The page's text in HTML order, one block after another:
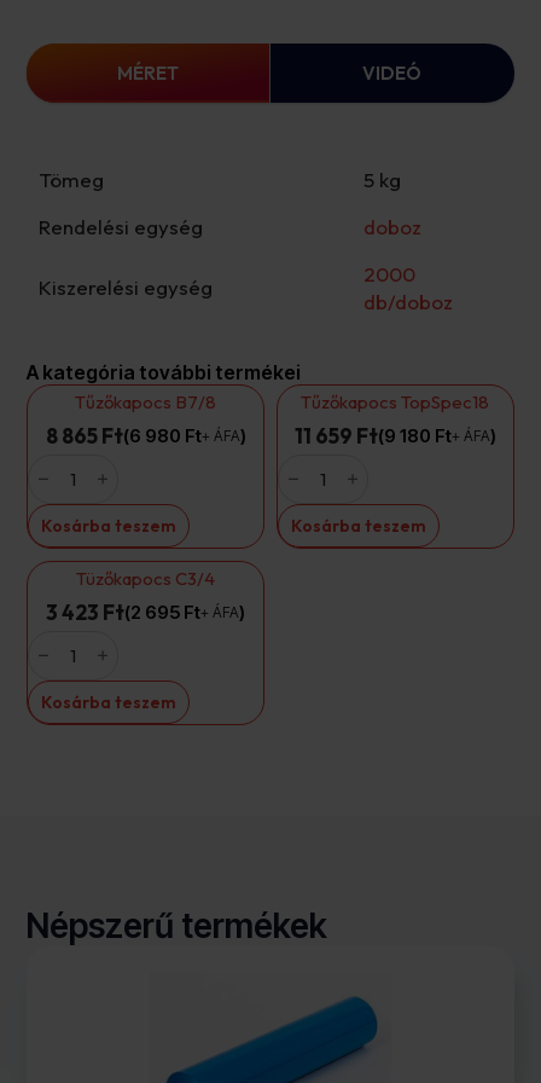
MÉRET VIDEÓ
Tömeg
5 kg
Rendelési egység
doboz
Kiszerelési egység
2000
db/doboz
A kategória további termékei
Tűzőkapocs B7/8
8 865 Ft 6 980 Ft+ ÁFA
B7/8
Kosárba teszem
Tűzőkapocs TopSpec18
11 659 Ft 9 180 Ft+ ÁFA
TopSpec18
Kosárba teszem
Tüzőkapocs C3/4
3 423 Ft 2 695 Ft+ ÁFA
C3/4
Kosárba teszem
Népszerű termékek